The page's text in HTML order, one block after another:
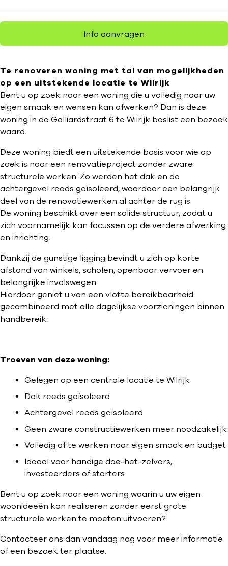
Info aanvragen
Te renoveren woning met tal van mogelijkheden
op een uitstekende locatie te Wilrijk
Bent u op zoek naar een woning die u volledig naar uw
eigen smaak en wensen kan afwerken? Dan is deze
woning in de Galliardstraat 6 te Wilrijk beslist een bezoek
waard.
Deze woning biedt een uitstekende basis voor wie op
zoek is naar een renovatieproject zonder zware
structurele werken. Zo werden het dak en de
achtergevel reeds geïsoleerd, waardoor een belangrijk
deel van de renovatiewerken al achter de rug is.
De woning beschikt over een solide structuur, zodat u
zich voornamelijk kan focussen op de verdere afwerking
en inrichting.
Dankzij de gunstige ligging bevindt u zich op korte
afstand van winkels, scholen, openbaar vervoer en
belangrijke invalswegen.
Hierdoor geniet u van een vlotte bereikbaarheid
gecombineerd met alle dagelijkse voorzieningen binnen
handbereik.
Troeven van deze woning:
Gelegen op een centrale locatie te Wilrijk
Dak reeds geïsoleerd
Achtergevel reeds geïsoleerd
Geen zware constructiewerken meer noodzakelijk
Volledig af te werken naar eigen smaak en budget
Ideaal voor handige doe-het-zelvers,
investeerders of starters
Bent u op zoek naar een woning waarin u uw eigen
woonideeën kan realiseren zonder eerst grote
structurele werken te moeten uitvoeren?
Contacteer ons dan vandaag nog voor meer informatie
of een bezoek ter plaatse.